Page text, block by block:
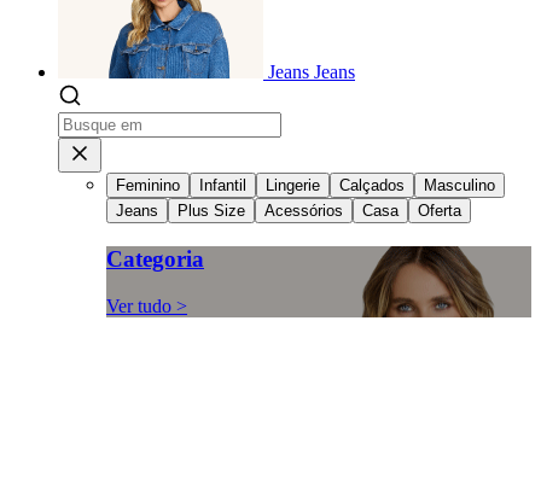
Jeans Jeans
Feminino Infantil Lingerie Calçados
Masculino
Jeans
Plus Size Acessórios Casa Oferta
Categoria
Ver tudo >